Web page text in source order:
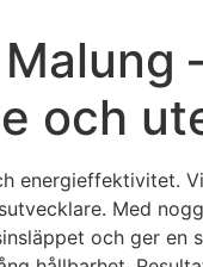
och
energieffektivitet.
Med
och ger